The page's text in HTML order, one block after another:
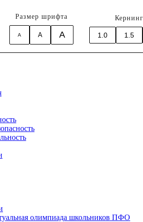
Размер шрифта
A A A
Кернинг
1.0 1.5
олимпиада школьников ПФО